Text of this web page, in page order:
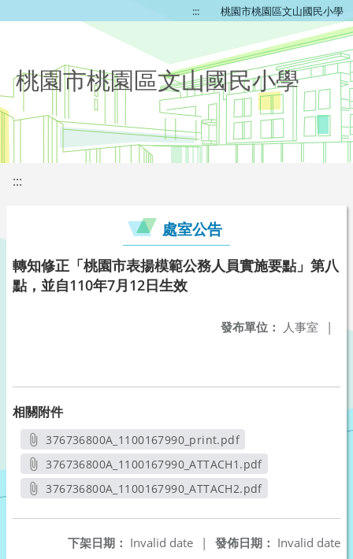
::: 桃園市桃園區文山國民小學
桃園市桃園區文山國民小學
:::
處室公告
轉知修正「桃園市表揚模範公務人員實施要點」第八
點，並自110年7月12日生效
發布單位： 人事室 |
相關附件
376736800A_1100167990_print.pdf
另開新視窗
376736800A_1100167990_ATTACH1.pdf
另開新視窗
376736800A_1100167990_ATTACH2.pdf
發佈日期： Invalid date
下架日期： Invalid date
|